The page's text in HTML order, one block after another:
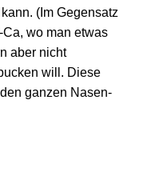
(Im Gegensatz
wo man etwas
aber nicht
will. Diese
ganzen Nasen-